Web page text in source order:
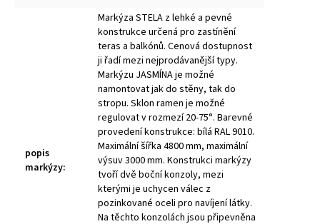
popis
markýzy:
Markýza STELA z lehké a pevné
konstrukce určená pro zastínění
teras a balkónů. Cenová dostupnost
ji řadí mezi nejprodávanější typy.
Markýzu JASMÍNA je možné
namontovat jak do stěny, tak do
stropu. Sklon ramen je možné
regulovat v rozmezí 20-75°. Barevné
provedení konstrukce: bílá RAL 9010.
Maximální šířka 4800 mm, maximální
výsuv 3000 mm. Konstrukci markýzy
tvoří dvě boční konzoly, mezi
kterými je uchycen válec z
pozinkované oceli pro navíjení látky.
Na těchto konzolách jsou připevněna